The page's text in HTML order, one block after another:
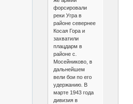
форсировали
реки Угра в
районе севернее
Косая Гора и
захватили
плацдарм в
районе с.
Мосейниково, в
дальнейшем
вели бои по его
удержанию. В
марте 1943 года
дивизия в